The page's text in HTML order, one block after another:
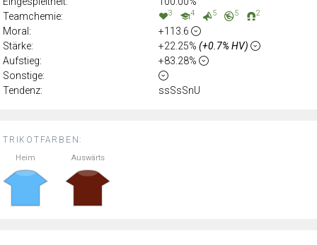
TRIKOTFARBEN:
Heim Auswärts
Teamchemie:
3 4 5 5 2
Moral:
+113.6
Stärke:
+22.25% (+0.7% HV)
Aufstieg:
+83.28%
Sonstige:
Tendenz:
ssSsSnU